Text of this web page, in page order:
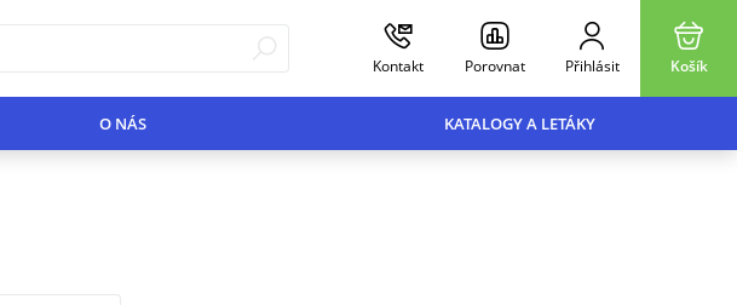
Kontakt Porovnat Přihlásit Košík
O NÁS KATALOGY A LETÁKY